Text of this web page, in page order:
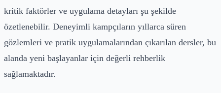
kritik faktörler ve uygulama detayları şu şekilde
özetlenebilir. Deneyimli kampçıların yıllarca süren
gözlemleri ve pratik uygulamalarından çıkarılan dersler, bu
alanda yeni başlayanlar için değerli rehberlik
sağlamaktadır.